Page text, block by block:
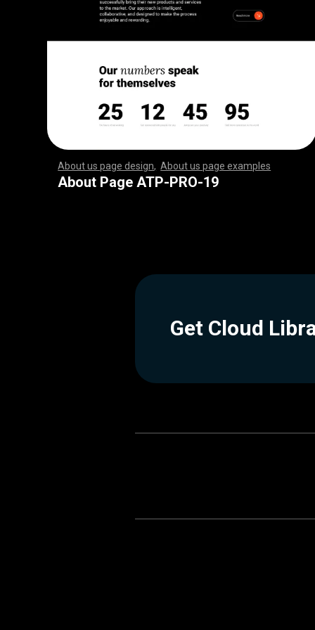
About us page design ,About us page examples
,,,,,,,,,,,,,,,,,,,,,,,, ,,,,,,,,,,,,,,,,,,,,,,,,,,,
,,,,,,,,,,,,,,,,,,,,,,,, ,,,,,,,,,,,,,,,,,,,,,,,,,,,
,,,,,,,,,,,,,,,,,,,,,,,, ,,,,,,,,,,,,,,,,,,,,,,,,,,,
,,,,,,,,,,,,,,,,,,,,,,,, ,,,,,,,,,,,,,,,,,,,,,,,,,,,
,,,,,,,,,,,,,,,,,,,,,,,, ,,,,,,,,,,,,,,,,,,,,,,,,,,,
,,,,,,,,,,,,,,,,,,,,,,,, ,,,,,,,,,,,,,,,,,,,,,,,,,,,
,,,,,,,,,,,,,,,,,,,,,,,, ,,,,,,,,,,,,,,,,,,,,,,,,,,,
,,,,,,,,,,,,,,,,,,,,,,,, ,,,,,,,,,,,,,,,,,,,,,,,,,,,
,,
About Page ATP-PRO-19
Get Cloud